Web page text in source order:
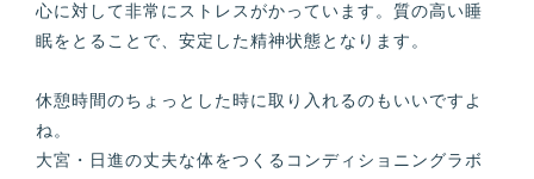
心に対して非常にストレスがかっています。質の高い睡
眠をとることで、安定した精神状態となります。
休憩時間のちょっとした時に取り入れるのもいいですよ
ね。
大宮・日進の丈夫な体をつくるコンディショニングラボ